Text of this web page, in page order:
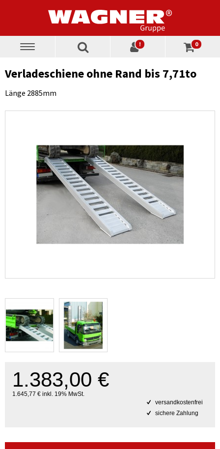
Toggle
! 0
Verladeschiene ohne Rand bis 7,71to
Länge 2885mm
1.383,00 €
1.645,77 € inkl. 19% MwSt.
versandkostenfrei
sichere Zahlung